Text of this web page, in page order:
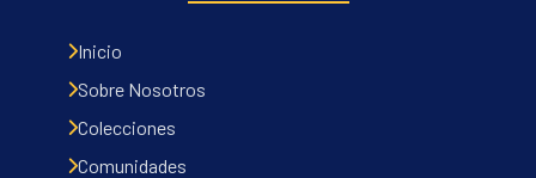
Inicio
Sobre Nosotros
Colecciones
Comunidades